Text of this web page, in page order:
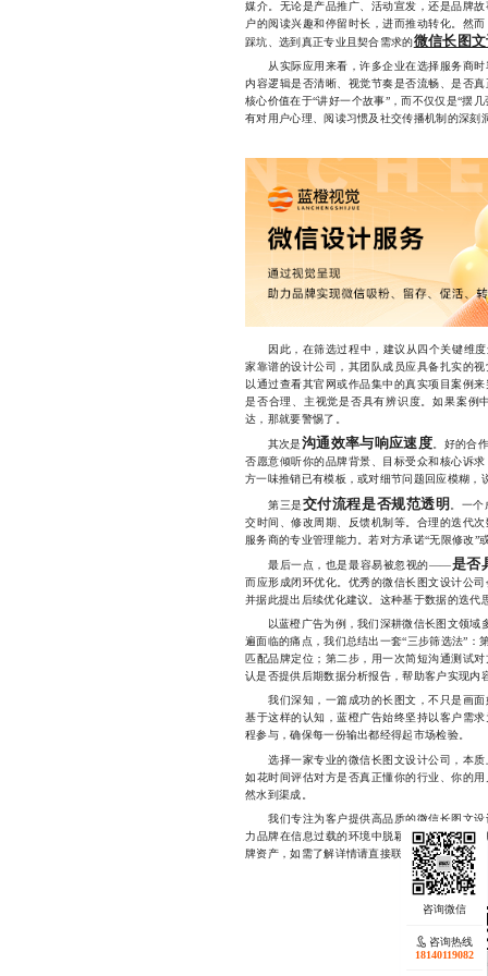
媒介。无论是产品推广、活动宣发，还是品牌
户的阅读兴趣和停留时长，进而推动转化。然
踩坑、选到真正专业且契合需求的微信长图
从实际应用来看，许多企业在选择服务商时
内容逻辑是否清晰、视觉节奏是否流畅、是否
核心价值在于“讲好一个故事”，而不仅仅是“摆
有对用户心理、阅读习惯及社交传播机制的深刻
因此，在筛选过程中，建议从四个关键维度
家靠谱的设计公司，其团队成员应具备扎实的
以通过查看其官网或作品集中的真实项目案例
是否合理、主视觉是否具有辨识度。如果案例
达，那就要警惕了。
其次是沟通效率与响应速度。好的合
否愿意倾听你的品牌背景、目标受众和核心诉
方一味推销已有模板，或对细节问题回应模糊，
第三是交付流程是否规范透明
。一
交时间、修改周期、反馈机制等。合理的迭代
服务商的专业管理能力。若对方承诺“无限修改”
最后一点，也是最容易被忽视的——是否
而应形成闭环优化。优秀的微信长图文设计公
并据此提出后续优化建议。这种基于数据的迭代
以蓝橙广告为例，我们深耕微信长图文领域
遍面临的痛点，我们总结出一套“三步筛选法”
匹配品牌定位；第二步，用一次简短沟通测试
认是否提供后期数据分析报告，帮助客户实现内
我们深知，一篇成功的长图文，不只是画面
基于这样的认知，蓝橙广告始终坚持以客户需
程参与，确保每一份输出都经得起市场检验。
选择一家专业的微信长图文设计公司，本质
如花时间评估对方是否真正懂你的行业、你的
然水到渠成。
我们专注为客户提供高品质的微信长图文设
力品牌在信息过载的环境中脱颖而出，让每一
牌资产，如需了解详情请直接联系17723342546
咨询热线
18140119082